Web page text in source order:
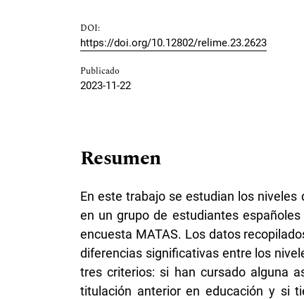
DOI:
https://doi.org/10.12802/relime.23.2623
Publicado
2023-11-22
Resumen
En este trabajo se estudian los
en un grupo de estudiantes
encuesta MATAS. Los datos
diferencias significativas entre los
tres criterios: si han cursado alguna
titulación anterior en educación y si